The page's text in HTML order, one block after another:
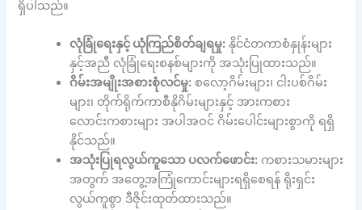
ရှိပါသည်။
လုံခြုံရေးနှင့် ယုံကြည်စိတ်ချရမှု: နိုင်ငံတကာစံနှုန်းများ
နှင့်အညီ လုံခြုံရေးစနစ်များကို အသုံးပြုထားသည်။
ဂိမ်းအမျိုးအစားစုံလင်မှု: စလော့ဂိမ်းများ၊ ငါးပစ်ဂိမ်း
များ၊ တိုက်ရိုက်ကာစီနိုဂိမ်းများနှင့် အားကစား
လောင်းကစားများ အပါအဝင် ဂိမ်းပေါင်းများစွာကို ရရှိ
နိုင်သည်။
အသုံးပြုရလွယ်ကူသော ပလက်ဖောင်း: ကစားသမားများ
အတွက် အတွေ့အကြုံကောင်းများရရှိစေရန် ရိုးရှင်း
လွယ်ကူစွာ ဒီဇိုင်းထုတ်ထားသည်။